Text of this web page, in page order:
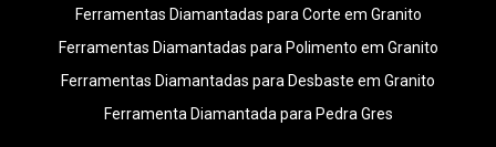
Ferramentas Diamantadas para Corte em Granito
Ferramentas Diamantadas para Polimento em Granito
Ferramentas Diamantadas para Desbaste em Granito
Ferramenta Diamantada para Pedra Gres